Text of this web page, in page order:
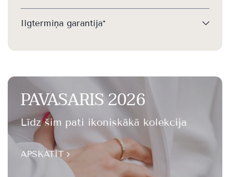
Ilgtermiņa garantija*
PAVASARIS 2026
Līdz šim pati ikoniskākā kolekcija
APSKATĪT